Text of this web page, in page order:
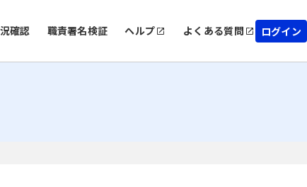
確認 職責署名検証 ヘルプ よくある質問 ログイン